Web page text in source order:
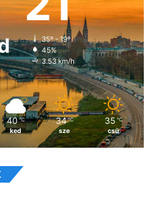
35º - 19º
45%
3.53 km/h
40 ℃
ked
34 ℃
sze
35 ℃
csü